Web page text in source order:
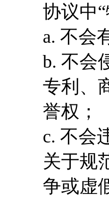
协议中
a. 不会
b. 不会
专利、
誉权；
c. 不会
关于规
争或虚